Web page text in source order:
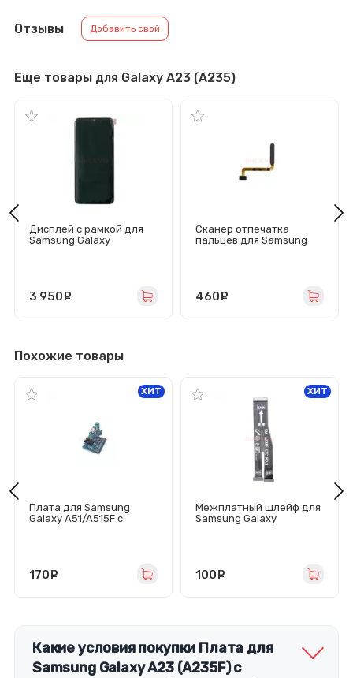
Отзывы Добавить свой
Еще товары для Galaxy A23 (A235)
Дисплей с рамкой для
Samsung Galaxy
3 950
Сканер отпечатка
пальцев для Samsung
460
Похожие товары
Плата для Samsung
Galaxy A51/A515F с
ХИТ
170
Межплатный шлейф для
Samsung Galaxy
ХИТ
100
Какие условия покупки Плата для
Samsung Galaxy A23 (A235F) с